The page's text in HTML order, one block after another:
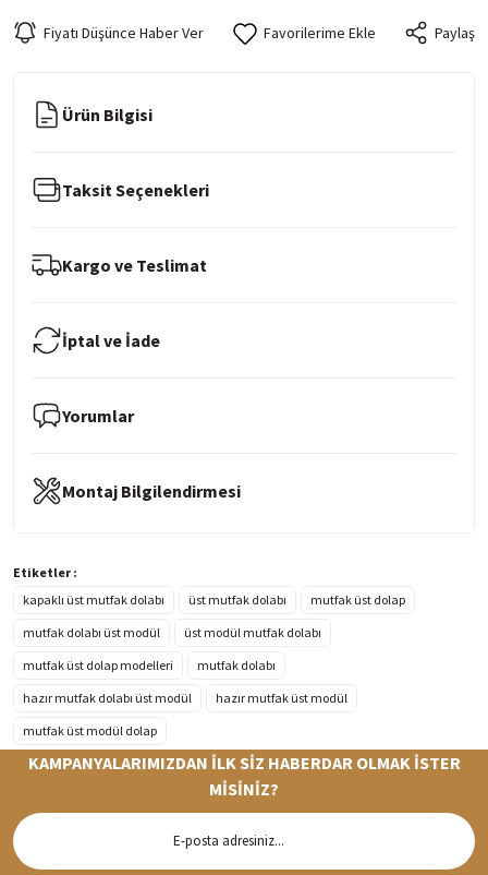
Fiyatı Düşünce Haber Ver Paylaş
Ürün Bilgisi
Taksit Seçenekleri
Kargo ve Teslimat
İptal ve İade
Yorumlar
Montaj Bilgilendirmesi
Etiketler :
kapaklı üst mutfak dolabı
üst mutfak dolabı
mutfak üst dolap
mutfak dolabı üst modül
üst modül mutfak dolabı
mutfak üst dolap modelleri
mutfak dolabı
hazır mutfak dolabı üst modül
hazır mutfak üst modül
mutfak üst modül dolap
Siparişleriniz en kısa sürede hazırlanarak kargoya verilir
KAMPANYALARIMIZDAN İLK SİZ HABERDAR OLMAK İSTER
MİSİNİZ?